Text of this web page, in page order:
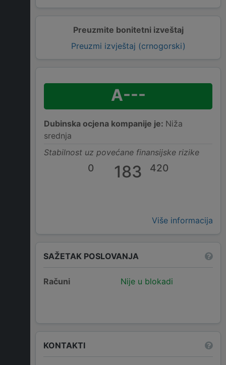
Preuzmite bonitetni izveštaj
Preuzmi izvještaj (crnogorski)
A---
Dubinska ocjena kompanije je: Niža
srednja
Stabilnost uz povećane finansijske rizike
0 183 420
Više informacija
SAŽETAK POSLOVANJA
Računi Nije u blokadi
KONTAKTI